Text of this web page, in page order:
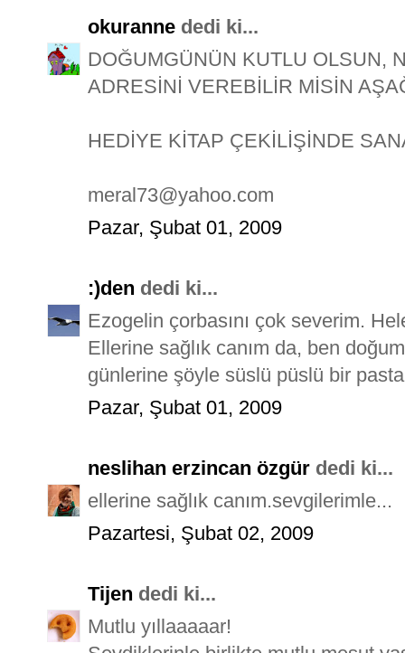
okuranne dedi ki...
DOĞUMGÜNÜN KUTLU OLSUN,
ADRESİNİ VEREBİLİR MİSİN
HEDİYE KİTAP ÇEKİLİŞİNDE
meral73@yahoo.com
Pazar, Şubat 01, 2009
:)den dedi ki...
Ezogelin çorbasını çok severim.
Ellerine sağlık canım da, ben
günlerine şöyle süslü püslü bir pasta
Pazar, Şubat 01, 2009
neslihan erzincan özgür dedi ki...
ellerine sağlık canım.sevgilerimle...
Pazartesi, Şubat 02, 2009
Tijen dedi ki...
Mutlu yıllaaaaar!